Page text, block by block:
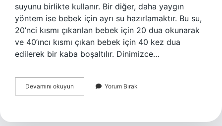
suyunu birlikte kullanır. Bir diğer, daha yaygın
yöntem ise bebek için ayrı su hazırlamaktır. Bu su,
20’nci kısmı çıkarılan bebek için 20 dua okunarak
ve 40’ıncı kısmı çıkan bebek için 40 kez dua
edilerek bir kaba boşaltılır. Dinimizce…
Devamını okuyun Dinimize
Göre
Nasıl
Yorum Bırak